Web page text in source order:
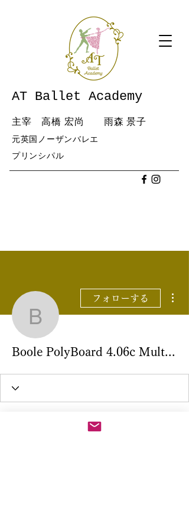
AT Ballet Academy
主宰 高橋 宏尚 雨森 景子
元英国ノーザンバレエ
​プリンシパル
Boole
フォローする
Boole PolyBoard 4.06c Multilingual 2022 [New]